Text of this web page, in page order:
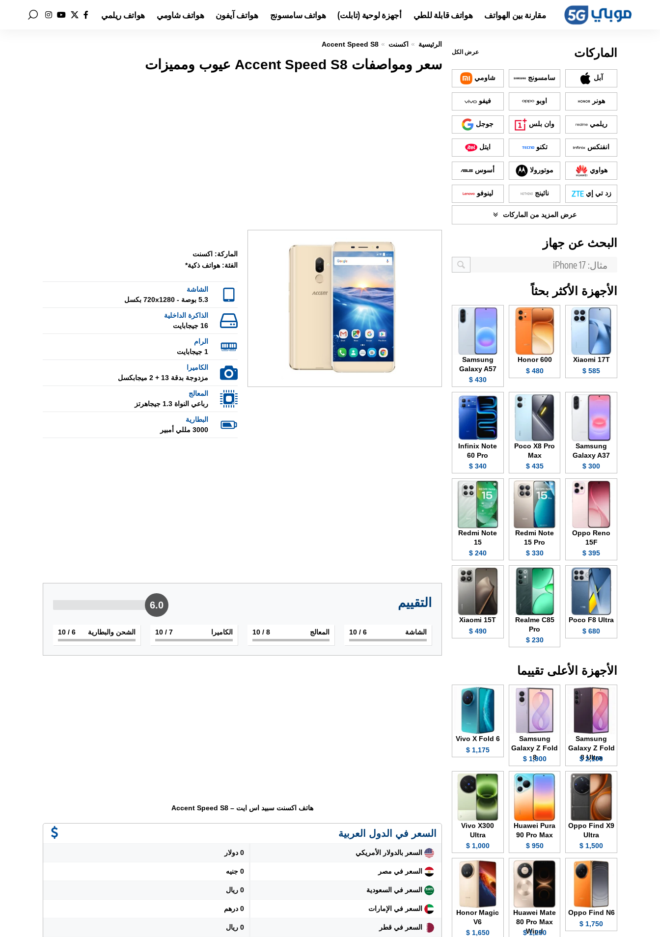
مقارنة بين الهواتف هواتف قابلة للطي أجهزة لوحية (تابلت) هواتف سامسونج هواتف آيفون هواتف شاومي هواتف ريلمي
الرئيسية اكسنت Accent Speed S8
سعر ومواصفات Accent Speed S8 عيوب ومميزات
الماركة: اكسنت
الفئة: هواتف ذكية*
الشاشة
5.3 بوصة - 720x1280 بكسل
الذاكرة الداخلية
16 جيجابايت
الرام
1 جيجابايت
الكاميرا
مزدوجة بدقة 13 + 2 ميجابكسل
المعالج
رباعي النواة 1.3 جيجاهرتز
البطارية
3000 مللي أمبير
التقييم 6.0
الشاشة 6
/ 10 المعالج 8
/ 10 الكاميرا 7
/ 10 الشحن والبطارية 6
/ 10
هاتف اكسنت سبيد اس ايت – Accent Speed S8
السعر في الدول العربية
السعر بالدولار الأمريكي 0 دولار
السعر في مصر 0 جنيه
السعر في السعودية 0 ريال
السعر في الإمارات 0 درهم
السعر في قطر 0 ريال
الماركات عرض الكل
آبل سامسونج شاومي
هونر اوبو فيفو
ريلمي وان بلس جوجل
انفنكس تكنو ايتل
هواوي موتورولا أسوس
زد تي إي ناثينج لينوفو
عرض المزيد من الماركات
البحث عن جهاز
الأجهزة الأكثر بحثاً
Xiaomi 17T
585 $
Honor 600
480 $
Samsung
Galaxy A57
430 $
Samsung
Galaxy A37
300 $
Poco X8 Pro
Max
435 $
Infinix Note
60 Pro
340 $
Oppo Reno
15F
395 $
Redmi Note
15 Pro
330 $
Redmi Note
15
240 $
Poco F8 Ultra
680 $
Realme C85
Pro
230 $
Xiaomi 15T
490 $
الأجهزة الأعلى تقييما
Samsung
Galaxy Z Fold
8 Ultra
2,100 $
Samsung
Galaxy Z Fold
8
1,900 $
Vivo X Fold 6
1,175 $
Oppo Find X9
Ultra
1,500 $
Huawei Pura
90 Pro Max
950 $
Vivo X300
Ultra
1,000 $
Oppo Find N6
1,750 $
Huawei Mate
80 Pro Max
Wind
1,250 $
Honor Magic
V6
1,650 $